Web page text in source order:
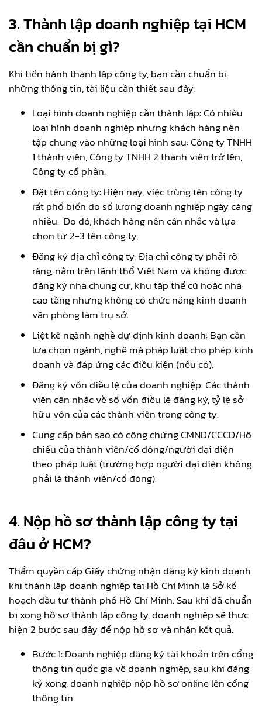
3. Thành lập doanh nghiệp tại HCM
cần chuẩn bị gì?
Khi tiến hành thành lập công ty, bạn cần chuẩn bị
những thông tin, tài liệu cần thiết sau đây:
Loại hình doanh nghiệp cần thành lập: Có nhiều
loại hình doanh nghiệp nhưng khách hàng nên
tập chung vào những loại hình sau: Công ty TNHH
1 thành viên, Công ty TNHH 2 thành viên trở lên,
Công ty cổ phần.
Đặt tên công ty: Hiện nay, việc trùng tên công ty
rất phổ biến do số lượng doanh nghiệp ngày càng
nhiều. Do đó, khách hàng nên cân nhắc và lựa
chọn từ 2-3 tên công ty.
Đăng ký địa chỉ công ty: Địa chỉ công ty phải rõ
ràng, nằm trên lãnh thổ Việt Nam và không được
đăng ký nhà chung cư, khu tập thể cũ hoặc nhà
cao tầng nhưng không có chức năng kinh doanh
văn phòng làm trụ sở.
Liệt kê ngành nghề dự định kinh doanh: Bạn cần
lựa chọn ngành, nghề mà pháp luật cho phép kinh
doanh và đáp ứng các điều kiện (nếu có).
Đăng ký vốn điều lệ của doanh nghiệp: Các thành
viên cân nhắc về số vốn điều lệ đăng ký, tỷ lệ sở
hữu vốn của các thành viên trong công ty.
Cung cấp bản sao có công chứng CMND/CCCD/Hộ
chiếu của thành viên/cổ đông/người đại diện
theo pháp luật (trường hợp người đại diện không
phải là thành viên/cổ đông).
4. Nộp hồ sơ thành lập công ty tại
đâu ở HCM?
Thẩm quyền cấp Giấy chứng nhận đăng ký kinh doanh
khi thành lập doanh nghiệp tại Hồ Chí Minh là Sở kế
hoạch đầu tư thành phố Hồ Chí Minh. Sau khi đã chuẩn
bị xong hồ sơ thành lập công ty, doanh nghiệp sẽ thực
hiện 2 bước sau đây để nộp hồ sơ và nhận kết quả.
Bước 1: Doanh nghiệp đăng ký tài khoản trên cổng
thông tin quốc gia về doanh nghiệp, sau khi đăng
ký xong, doanh nghiệp nộp hồ sơ online lên cổng
thông tin.